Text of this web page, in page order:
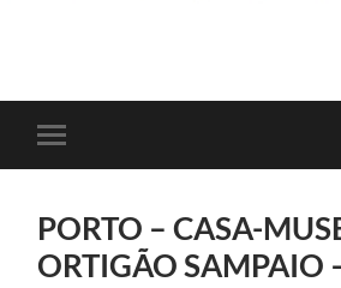
Toggle
mobile
PORTO – CASA-
ORTIGÃO SAMPAIO